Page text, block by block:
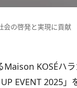
会の啓発と実現に貢
KOSÉハ
EVENT 2025」